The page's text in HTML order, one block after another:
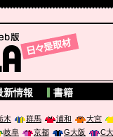
新情報 書籍
木 群馬 浦和
大宮
岐阜 京都 G大阪
C